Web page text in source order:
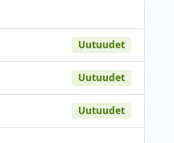
Uutuudet
Uutuudet
Uutuudet